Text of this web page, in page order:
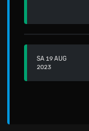
SA 19 AUG
2023